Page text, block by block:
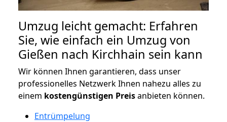
Umzug leicht gemacht: Erfahren
Sie, wie einfach ein Umzug von
Gießen nach Kirchhain sein kann
Wir können Ihnen garantieren, dass unser
professionelles Netzwerk Ihnen nahezu alles zu
einem kostengünstigen Preisanbieten können.
Entrümpelung